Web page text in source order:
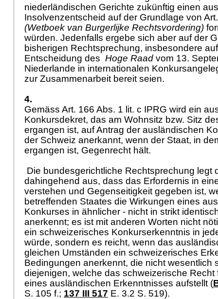
niederländischen Gerichte zukünftig einen
Insolvenzentscheid auf der Grundlage von
(Wetboek van Burgerlijke Rechtsvordering)
würden. Jedenfalls ergebe sich aber auf der
bisherigen Rechtsprechung, insbesondere
Entscheidung des Hoge Raad vom 13.
Niederlande in internationalen
zur Zusammenarbeit bereit seien.
4.
Gemäss Art. 166 Abs. 1 lit. c IPRG wird ein
Konkursdekret, das am Wohnsitz bzw. Sitz
ergangen ist, auf Antrag der ausländischen
der Schweiz anerkannt, wenn der Staat, in
ergangen ist, Gegenrecht hält.
Die bundesgerichtliche Rechtsprechung legt
dahingehend aus, dass das Erfordernis in
verstehen und Gegenseitigkeit gegeben ist,
betreffenden Staates die Wirkungen eines
Konkurses in ähnlicher - nicht in strikt
anerkennt; es ist mit anderen Worten nicht
ein schweizerisches Konkurserkenntnis in
würde, sondern es reicht, wenn das
gleichen Umständen ein schweizerisches
Bedingungen anerkennt, die nicht wesentlich
diejenigen, welche das schweizerische Recht
eines ausländischen Erkenntnisses aufstellt (
S. 105 f.; 137 III 517 E. 3.2 S. 519).